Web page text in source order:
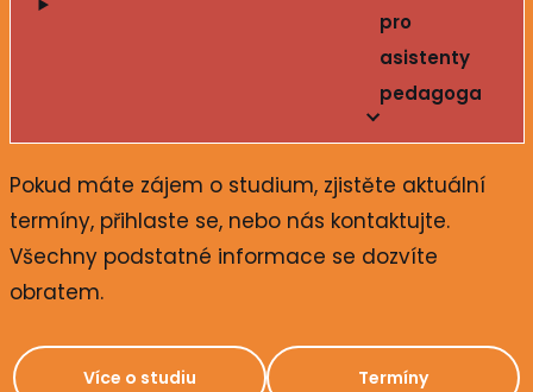
pro
asistenty
pedagoga
Pokud máte zájem o studium, zjistěte aktuální
termíny, přihlaste se, nebo nás kontaktujte.
Všechny podstatné informace se dozvíte
obratem.
Více o studiu Termíny